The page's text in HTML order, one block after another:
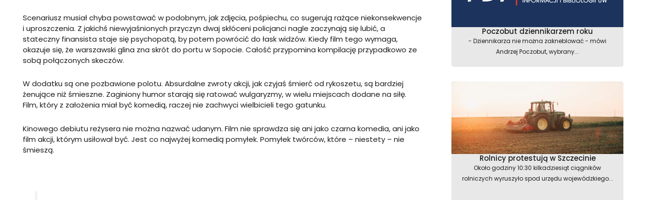
Scenariusz musiał chyba powstawać w podobnym, jak zdjęcia, pośpiechu, co sugerują rażące niekonsekwencje
i uproszczenia. Z jakichś niewyjaśnionych przyczyn dwaj skłóceni policjanci nagle zaczynają się lubić, a
stateczny finansista staje się psychopatą, by potem powrócić do łask widzów. Kiedy film tego wymaga,
okazuje się, że warszawski glina zna skrót do portu w Sopocie. Całość przypomina kompilację przypadkowo ze
sobą połączonych skeczów.
W dodatku są one pozbawione polotu. Absurdalne zwroty akcji, jak czyjaś śmierć od rykoszetu, są bardziej
żenujące niż śmieszne. Zaginiony humor starają się ratować wulgaryzmy, w wielu miejscach dodane na siłę.
Film, który z założenia miał być komedią, raczej nie zachwyci wielbicieli tego gatunku.
Kinowego debiutu reżysera nie można nazwać udanym. Film nie sprawdza się ani jako czarna komedia, ani jako
film akcji, którym usiłował być. Jest co najwyżej komedią pomyłek. Pomyłek twórców, które – niestety – nie
śmieszą.
Poczobut dziennikarzem roku
- Dziennikarza nie można zakneblować - mówi
Andrzej Poczobut, wybrany...
Rolnicy protestują w Szczecinie
Około godziny 10:30 kilkadziesiąt ciągników
rolniczych wyruszyło spod urzędu wojewódzkiego...